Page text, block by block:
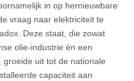
in op hernieuwbare
vraag naar elektriciteit te
Deze staat, die zowat
olie-industrie én een
groeide uit tot de nationale
capaciteit aan